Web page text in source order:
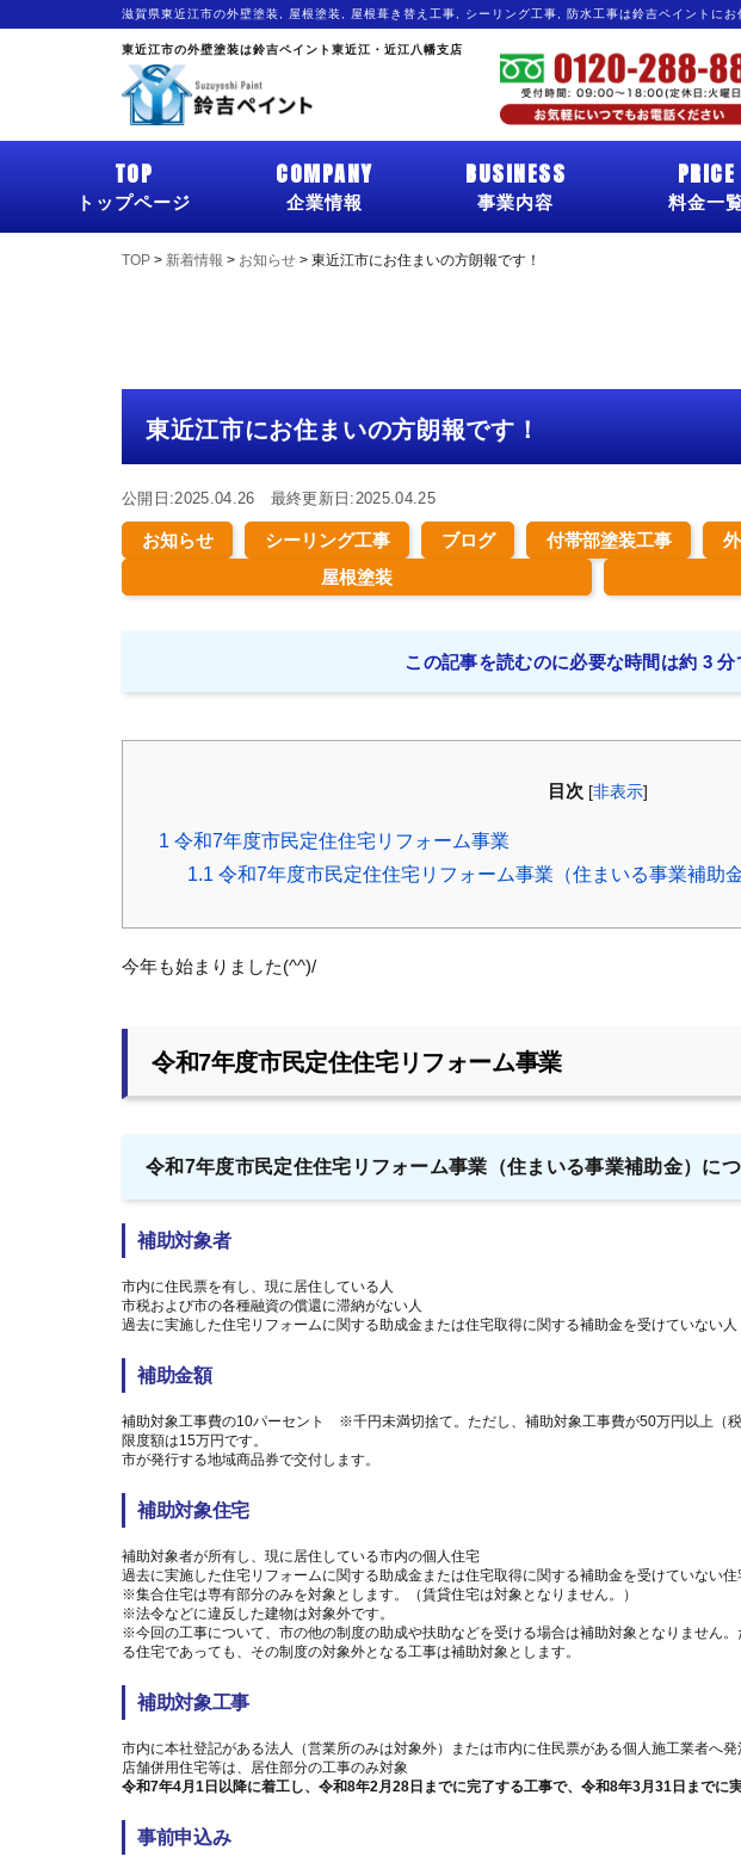
滋賀県東近江市の外壁塗装, 屋根塗装, 屋根葺き替え工事, シーリング工事, 防水工事は鈴吉ペイントにお
東近江市の外壁塗装は鈴吉ペイント東近江・近江八幡支店
TOP
トップページ
COMPANY
企業情報
BUSINESS
事業内容
PRICE
料金一
TOP > 新着情報 > お知らせ > 東近江市にお住まいの方朗報です！
東近江市にお住まいの方朗報です！
公開日:2025.04.26 最終更新日:2025.04.25
お知らせ シーリング工事 ブログ 付帯部塗装工事
屋根塗装
この記事を読むのに必要な時間は約 3 分
目次 [非表示]
1 令和7年度市民定住住宅リフォーム事業
1.1 令和7年度市民定住住宅リフォーム事業（住まいる事業補助
今年も始まりました(^^)/
令和7年度市民定住住宅リフォーム事業
令和7年度市民定住住宅リフォーム事業（住まいる事業補助金）に
補助対象者
市内に住民票を有し、現に居住している人
市税および市の各種融資の償還に滞納がない人
過去に実施した住宅リフォームに関する助成金または住宅取得に関する補助金を受けていない人
補助金額
補助対象工事費の10パーセント ※千円未満切捨て。ただし、補助対象工事費が50万円以上（税
限度額は15万円です。
市が発行する地域商品券で交付します。
補助対象住宅
補助対象者が所有し、現に居住している市内の個人住宅
過去に実施した住宅リフォームに関する助成金または住宅取得に関する補助金を受けていない住
※集合住宅は専有部分のみを対象とします。（賃貸住宅は対象となりません。）
※法令などに違反した建物は対象外です。
※今回の工事について、市の他の制度の助成や扶助などを受ける場合は補助対象となりません
る住宅であっても、その制度の対象外となる工事は補助対象とします。
補助対象工事
市内に本社登記がある法人（営業所のみは対象外）または市内に住民票がある個人施工業者へ
店舗併用住宅等は、居住部分の工事のみ対象
令和7年4月1日以降に着工し、令和8年2月28日までに完了する工事で、令和8年3月31日までに
事前申込み